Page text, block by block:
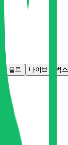
플로 바이브
벅스